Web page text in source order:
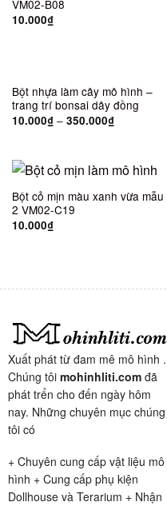
VM02-B08
10.000₫
Bột nhựa làm cây mô hình –
trang trí bonsai dây đồng
10.000₫– 350.000₫
Bột cỏ mịn màu xanh vừa mẫu
2 VM02-C19
10.000₫
Xuất phát từ đam mê mô hình .
Chúng tôi mohinhliti.com đã
phát trển cho đến ngày hôm
nay. Những chuyên mục chúng
tôi có
+ Chuyên cung cấp vật liệu mô
hình + Cung cấp phụ kiện
Dollhouse và Terarium + Nhận